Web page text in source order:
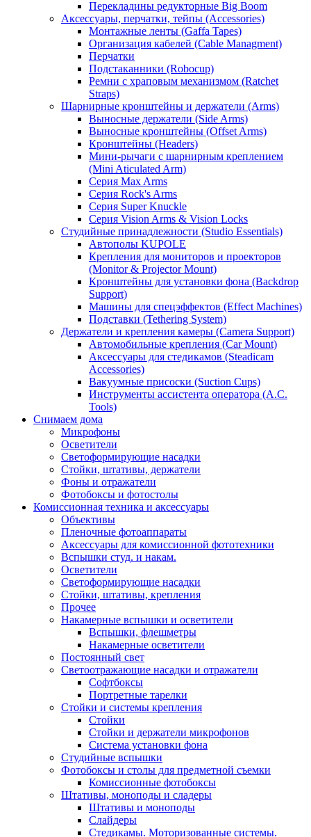
Перекладины редукторные Big Boom
Аксессуары, перчатки, тейпы (Accessories)
Монтажные ленты (Gaffa Tapes)
Организация кабелей (Cable Managment)
Перчатки
Подстаканники (Robocup)
Ремни с храповым механизмом (Ratchet
Straps)
Шарнирные кронштейны и держатели (Arms)
Выносные держатели (Side Arms)
Выносные кронштейны (Offset Arms)
Кронштейны (Headers)
Мини-рычаги с шарнирным креплением
(Mini Aticulated Arm)
Серия Max Arms
Серия Rock's Arms
Серия Super Knuckle
Серия Vision Arms & Vision Locks
Студийные принадлежности (Studio Essentials)
Автополы KUPOLE
Крепления для мониторов и проекторов
(Monitor & Projector Mount)
Кронштейны для установки фона (Backdrop
Support)
Машины для спецэффектов (Effect Machines)
Подставки (Tethering System)
Держатели и крепления камеры (Camera Support)
Автомобильные крепления (Car Mount)
Аксессуары для стедикамов (Steadicam
Accessories)
Вакуумные присоски (Suction Cups)
Инструменты ассистента оператора (A.C.
Tools)
Снимаем дома
Микрофоны
Осветители
Светоформирующие насадки
Стойки, штативы, держатели
Фоны и отражатели
Фотобоксы и фотостолы
Комиссионная техника и аксессуары
Объективы
Пленочные фотоаппараты
Аксессуары для комиссионной фототехники
Вспышки студ. и накам.
Осветители
Светоформирующие насадки
Стойки, штативы, крепления
Прочее
Накамерные вспышки и осветители
Вспышки, флешметры
Накамерные осветители
Постоянный свет
Светоотражающие насадки и отражатели
Софтбоксы
Портретные тарелки
Стойки и системы крепления
Стойки
Стойки и держатели микрофонов
Система установки фона
Студийные вспышки
Фотобоксы и столы для предметной съемки
Комиссионные фотобоксы
Штативы, моноподы и сладеры
Штативы и моноподы
Слайдеры
Стедикамы. Моторизованные системы.